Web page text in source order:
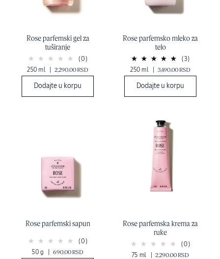
Rose parfemski gel za
tuširanje
(0)
250 ml 2,290.00 RSD
Dodajte u korpu
Rose parfemsko mleko za
telo
(3)
250 ml 3,490.00 RSD
Dodajte u korpu
Rose parfemski sapun
(0)
50 g 690.00 RSD
Rose parfemska krema za
ruke
(0)
75 ml 2,290.00 RSD